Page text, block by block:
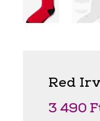
Red
3 490